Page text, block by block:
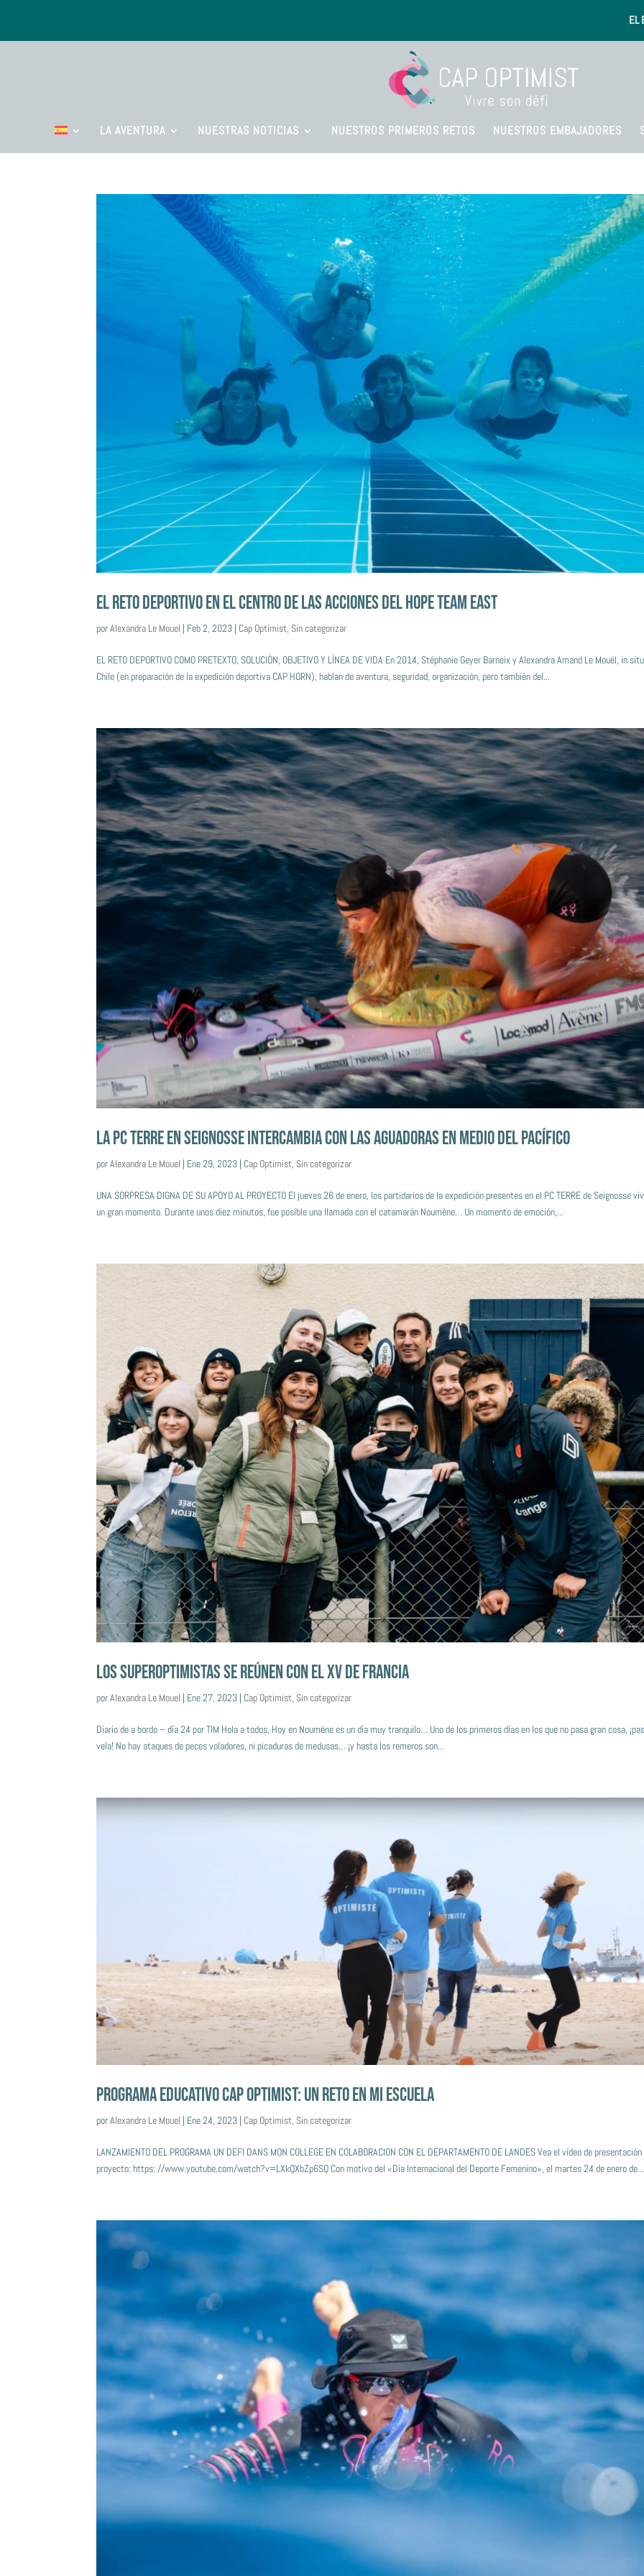
EL
LA AVENTURA NUESTRAS NOTICIAS NUESTROS PRIMEROS RETOS NUESTROS EMBAJADORES
EL RETO DEPORTIVO EN EL CENTRO DE LAS ACCIONES DEL HOPE TEAM EAST
porAlexandra Le Mouel Feb 2, 2023 Cap Optimist, Sin categorizar
EL RETO DEPORTIVO COMO PRETEXTO, SOLUCIÓN, OBJETIVO Y LÍNEA DE VIDA En 2014, Stéphanie Geyer Barneix y Alexandra Amand Le Mouël, in
Chile (en preparación de la expedición deportiva CAP HORN), hablan de aventura, seguridad, organización, pero también del...
LA PC TERRE EN SEIGNOSSE INTERCAMBIA CON LAS AGUADORAS EN MEDIO DEL PACÍFICO
porAlexandra Le Mouel | Ene 29, 2023 | Cap Optimist, Sin categorizar
UNA SORPRESA DIGNA DE SU APOYO AL PROYECTO El jueves 26 de enero, los partidarios de la expedición presentes en el PC TERRE de Seignosse
un gran momento. Durante unos diez minutos, fue posible una llamada con el catamarán Noumène… Un momento de emoción,...
LOS SUPEROPTIMISTAS SE REÚNEN CON EL XV DE FRANCIA
porAlexandra Le Mouel | Ene 27, 2023 | Cap Optimist, Sin categorizar
Diario de a bordo – día 24 por TIM Hola a todos, Hoy en Noumène es un día muy tranquilo… Uno de los primeros días en los que no pasa gran cosa,
vela! No hay ataques de peces voladores, ni picaduras de medusas… ¡y hasta los remeros son...
PROGRAMA EDUCATIVO CAP OPTIMIST: UN RETO EN MI ESCUELA
porAlexandra Le Mouel | Ene 24, 2023 | Cap Optimist, Sin categorizar
LANZAMIENTO DEL PROGRAMA UN DEFI DANS MON COLLEGE EN COLABORACION CON EL DEPARTAMENTO DE LANDES Vea el vídeo de
proyecto: https: //www.youtube.com/watch?v=LXkQXbZp6SQ Con motivo del «Día Internacional del Deporte Femenino», el martes 24 de enero de...